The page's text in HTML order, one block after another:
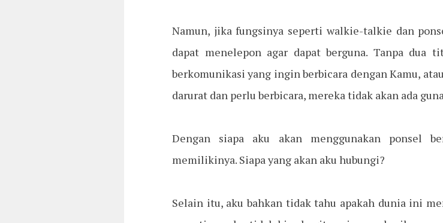
Namun, jika fungsinya seperti walkie-talkie dan
dapat menelepon agar dapat berguna. Tanpa dua
berkomunikasi yang ingin berbicara dengan Kamu,
darurat dan perlu berbicara, mereka tidak akan ada
Dengan siapa aku akan menggunakan ponsel
memilikinya. Siapa yang akan aku hubungi?
Selain itu, aku bahkan tidak tahu apakah dunia ini